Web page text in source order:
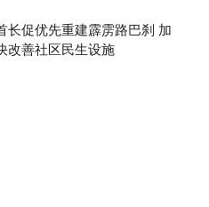
长促优先重建霹雳路巴刹 加
改善社区民生设施